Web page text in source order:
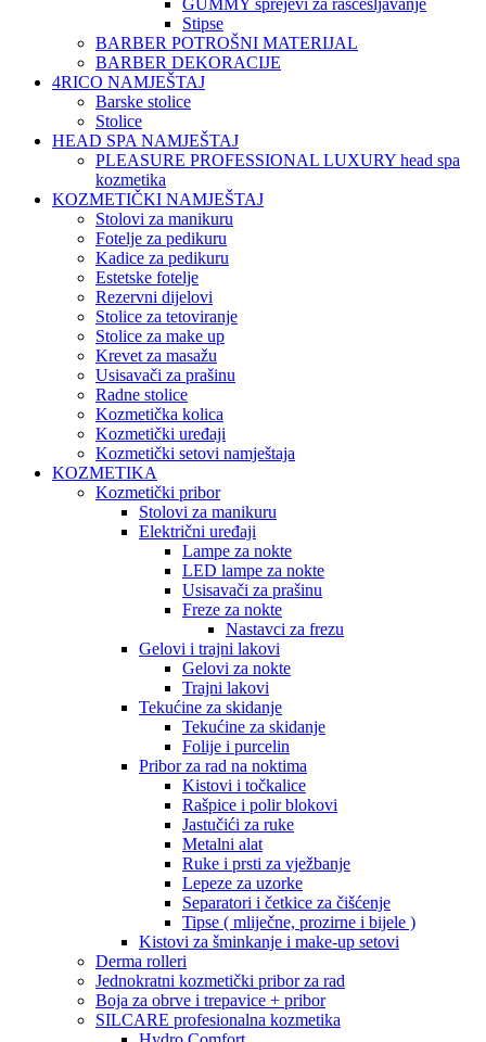
GUMMY sprejevi za raščešljavanje
Stipse
BARBER POTROŠNI MATERIJAL
BARBER DEKORACIJE
4RICO NAMJEŠTAJ
Barske stolice
Stolice
HEAD SPA NAMJEŠTAJ
PLEASURE PROFESSIONAL LUXURY head spa
kozmetika
KOZMETIČKI NAMJEŠTAJ
Stolovi za manikuru
Fotelje za pedikuru
Kadice za pedikuru
Estetske fotelje
Rezervni dijelovi
Stolice za tetoviranje
Stolice za make up
Krevet za masažu
Usisavači za prašinu
Radne stolice
Kozmetička kolica
Kozmetički uređaji
Kozmetički setovi namještaja
KOZMETIKA
Kozmetički pribor
Stolovi za manikuru
Električni uređaji
Lampe za nokte
LED lampe za nokte
Usisavači za prašinu
Freze za nokte
Nastavci za frezu
Gelovi i trajni lakovi
Gelovi za nokte
Trajni lakovi
Tekućine za skidanje
Tekućine za skidanje
Folije i purcelin
Pribor za rad na noktima
Kistovi i točkalice
Rašpice i polir blokovi
Jastučići za ruke
Metalni alat
Ruke i prsti za vježbanje
Lepeze za uzorke
Separatori i četkice za čišćenje
Tipse ( mliječne, prozirne i bijele )
Kistovi za šminkanje i make-up setovi
Derma rolleri
Jednokratni kozmetički pribor za rad
Boja za obrve i trepavice + pribor
SILCARE profesionalna kozmetika